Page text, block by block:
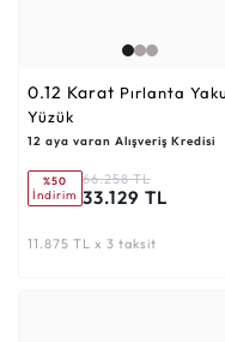
0.12 Karat
Yüzük
12 aya varan Alışveriş Kredisi
%50
İndirim
66.258 TL
33.129 TL
11.875 TL x 3 taksit